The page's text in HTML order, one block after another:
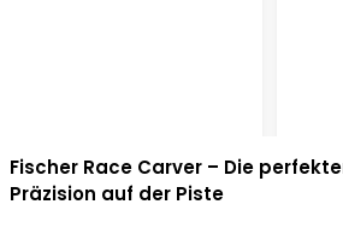
Fischer Race Carver – Die
Präzision auf der Piste